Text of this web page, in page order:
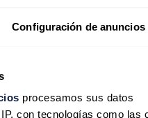
Configuración de anuncios
procesamos sus datos
con tecnologías como las
de energía en
y Gnarwarre, dos
escala en Victoria,
y de obras iniciales,